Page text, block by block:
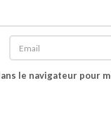
le navigateur pour